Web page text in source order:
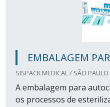
EMBALAGEM
SISPACK MEDICAL / SÃO PAULO
A embalagem para
os processos de